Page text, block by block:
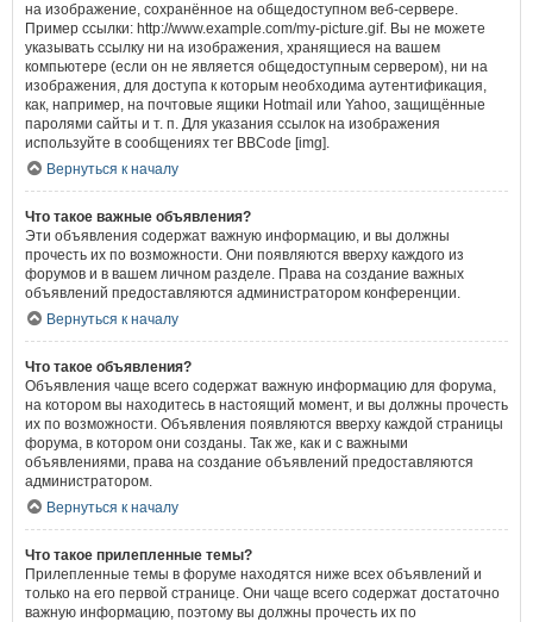
на изображение, сохранённое на общедоступном веб-сервере.
Пример ссылки: http://www.example.com/my-picture.gif. Вы не можете
указывать ссылку ни на изображения, хранящиеся на вашем
компьютере (если он не является общедоступным сервером), ни на
изображения, для доступа к которым необходима аутентификация,
как, например, на почтовые ящики Hotmail или Yahoo, защищённые
паролями сайты и т. п. Для указания ссылок на изображения
используйте в сообщениях тег BBCode [img].
Вернуться к началу
Что такое важные объявления?
Эти объявления содержат важную информацию, и вы должны
прочесть их по возможности. Они появляются вверху каждого из
форумов и в вашем личном разделе. Права на создание важных
объявлений предоставляются администратором конференции.
Вернуться к началу
Что такое объявления?
Объявления чаще всего содержат важную информацию для форума,
на котором вы находитесь в настоящий момент, и вы должны прочесть
их по возможности. Объявления появляются вверху каждой страницы
форума, в котором они созданы. Так же, как и с важными
объявлениями, права на создание объявлений предоставляются
администратором.
Вернуться к началу
Что такое прилепленные темы?
Прилепленные темы в форуме находятся ниже всех объявлений и
только на его первой странице. Они чаще всего содержат достаточно
важную информацию, поэтому вы должны прочесть их по